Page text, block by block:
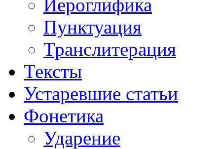
Иероглифика
Пунктуация
Транслитерация
Тексты
Устаревшие статьи
Фонетика
Ударение